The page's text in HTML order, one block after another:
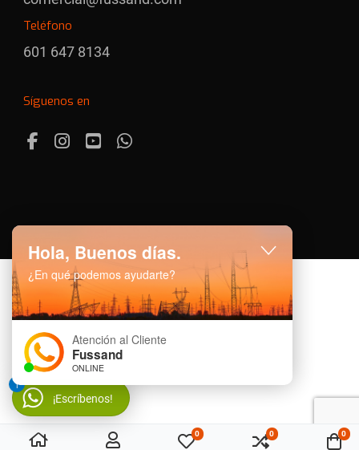
Mi lista de deseos
0 Comparar
0 0
Teléfono
601 647 8134
Síguenos en
Facebook
Instagram
YoutubeWhatsapp
¡Escríbenos!
1
Hola, Buenos días.
¿En qué podemos ayudarte?
Atención al Cliente
Fussand
ONLINE